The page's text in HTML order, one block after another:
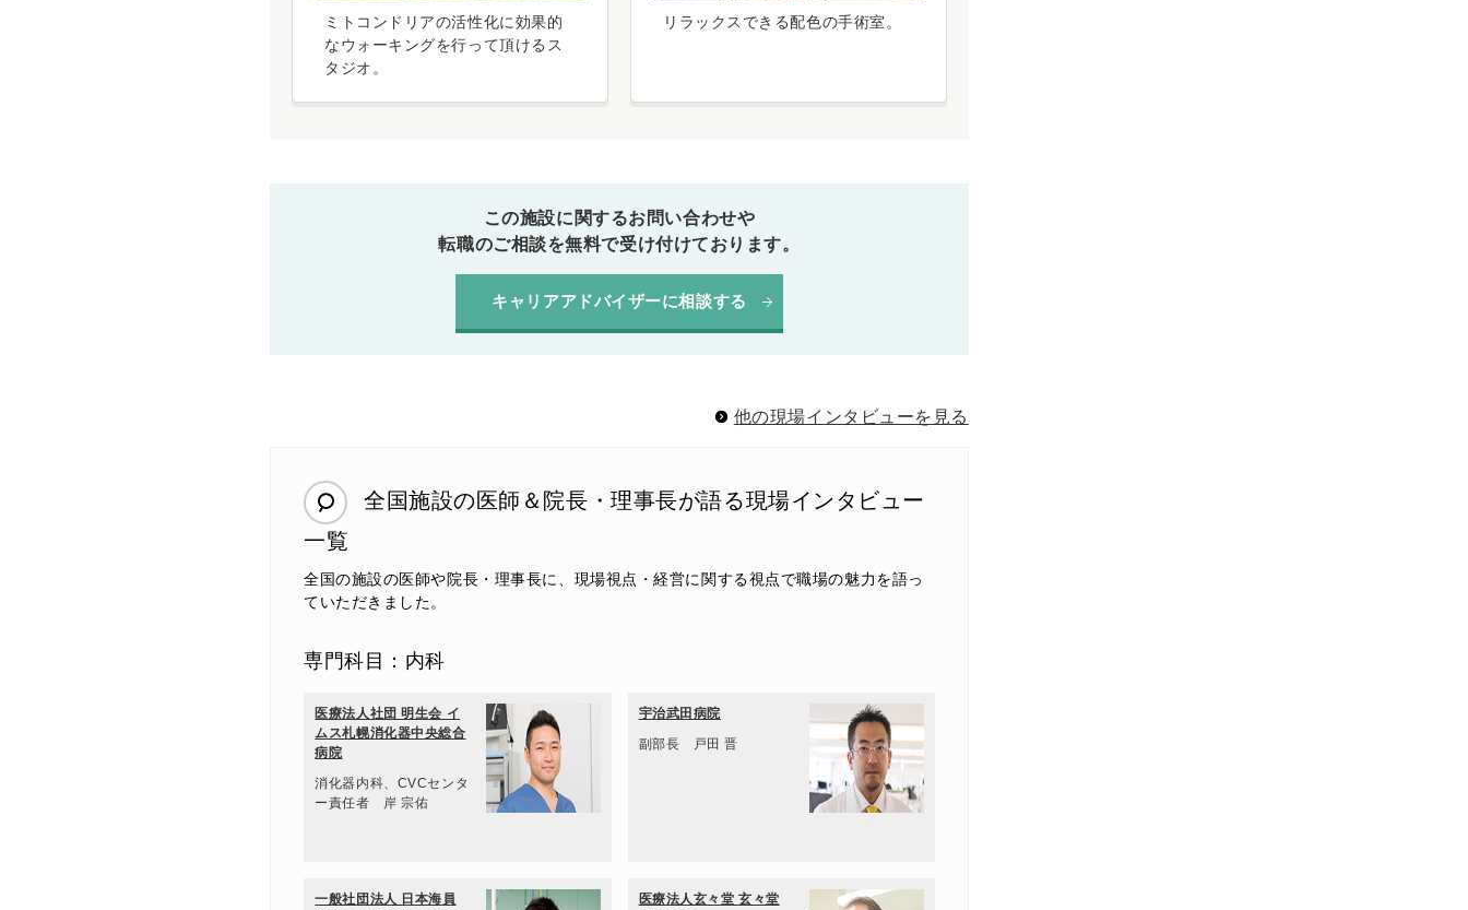
ミトコンドリアの活性化に効果的
なウォーキングを行って頂けるス
タジオ。
リラックスできる配色の手術室。
この施設に関するお問い合わせや
転職のご相談を無料で受け付けております。
キャリアアドバイザーに相談する
他の現場インタビューを見る
全国施設の医師＆院長・理事長が語る現場インタビュー
一覧
全国の施設の医師や院長・理事長に、現場視点・経営に関する視点で職場の魅力を語っ
ていただきました。
専門科目：内科
医療法人社団 明生会 イ
ムス札幌消化器中央総合
病院
消化器内科、CVCセンタ
ー責任者 岸 宗佑
宇治武田病院
副部長 戸田 晋
一般社団法人 日本海員
医療法人玄々堂 玄々堂